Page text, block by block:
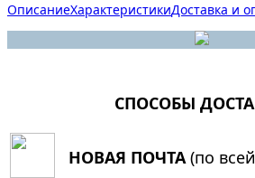
ОписаниеХарактеристикиДоставка и
СПОСОБЫ
НОВАЯ ПОЧТА(по